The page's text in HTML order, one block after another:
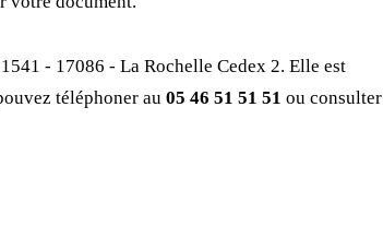
- 17086 - La Rochelle Cedex 2. Elle est
téléphoner au 05 46 51 51 51 ou consulter